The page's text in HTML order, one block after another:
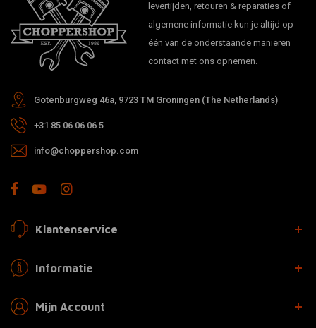
levertijden, retouren & reparaties of
algemene informatie kun je altijd op
één van de onderstaande manieren
contact met ons opnemen.
Gotenburgweg 46a, 9723 TM Groningen (The Netherlands)
+31 85 06 06 06 5
info@choppershop.com
Klantenservice
Informatie
Mijn Account